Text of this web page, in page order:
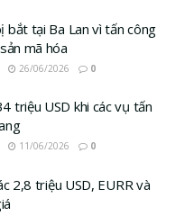
bắt tại Ba Lan vì tấn công
mã hóa
26/06/2026 0
triệu USD khi các vụ tấn
11/06/2026 0
2,8 triệu USD, EURR và